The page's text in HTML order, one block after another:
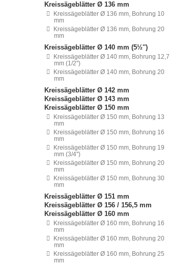
Kreissägeblätter Ø 136 mm
Kreissägeblätter Ø 136 mm, Bohrung 10
mm
Kreissägeblätter Ø 136 mm, Bohrung 20
mm
Kreissägeblätter Ø 140 mm (5½'')
Kreissägeblätter Ø 140 mm, Bohrung 12,7
mm (1/2'')
Kreissägeblätter Ø 140 mm, Bohrung 20
mm
Kreissägeblätter Ø 142 mm
Kreissägeblätter Ø 143 mm
Kreissägeblätter Ø 150 mm
Kreissägeblätter Ø 150 mm, Bohrung 13
mm
Kreissägeblätter Ø 150 mm, Bohrung 16
mm
Kreissägeblätter Ø 150 mm, Bohrung 19
mm (3/4'')
Kreissägeblätter Ø 150 mm, Bohrung 20
mm
Kreissägeblätter Ø 150 mm, Bohrung 30
mm
Kreissägeblätter Ø 151 mm
Kreissägeblätter Ø 156 / 156,5 mm
Kreissägeblätter Ø 160 mm
Kreissägeblätter Ø 160 mm, Bohrung 16
mm
Kreissägeblätter Ø 160 mm, Bohrung 20
mm
Kreissägeblätter Ø 160 mm, Bohrung 25
mm